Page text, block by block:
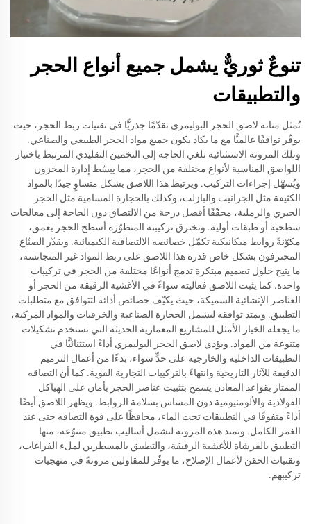
تنوعٌ ثوريٌّ يشمل جميع أنواع الحجر
والتطبيقات
تُمثل متانة لاصق الحجر البوليمري تقدّمًا جذريًّا في تقنيات ربط الحجر، حيث
يوفّر توافقًا عالميًّا مع ما يكاد يكون جميع مواد الحجر الطبيعي والصناعي.
وتلك المرونة الاستثنائية تلغي الحاجة إلى التخمين التقليدي المرتبط باختيار
اللواصق المناسبة لأنواع مختلفة من الحجر، مما يبسّط إدارة المخزون
ويُسهّل إجراءات التركيب. ويرتبط هذا اللاصق بشكل متساوٍ جيدًا بالمواد
الكثيفة مثل الجرانيت والبازلت، وكذلك بالحجارة المسامية مثل الحجر
الجيري والرملية، محقّقًا أفضل درجة من الالتصاق دون الحاجة إلى معالجات
سطحية أو طبقات أولية. وتخترق تركيبته المتطوّرة أسطح الحجر بعمق،
مكوّنةً روابط ميكانيكية تكمّل خصائصه الالتصاقية الكيميائية. ويقدّر الصنّاع
المحترفون بشكل خاص قدرة هذا اللاصق على ربط المواد غير المتجانسة،
ما يتيح حلول تصميم مبتكرة تدمج أنواعًا مختلفة من الحجر في تركيبات
واحدة. كما يثبت اللاصق فعاليته سواءً في الأغشية الرقيقة من الحجر أو
العناصر الإنشائية السميكة، حيث يكيّف خصائص أدائه لتتوافق مع متطلبات
التطبيق. ويمتد توافقه ليشمل الحجارة الصناعية والخزفيات والمواد المركبة،
ما يجعله الخيار الأمثل للمشاريع المعمارية الحديثة التي تستخدم تشكيلات
متنوعة من المواد. ويؤدي لاصق الحجر البوليمري أداءً استثنائيًّا في
التطبيقات الداخلية والخارجية على حدٍّ سواء، بدءًا من أعمال الترميم
الدقيقة للآثار التاريخية وانتهاءً بالتركيبات التجارية القوية. كما أن التصاقه
الممتاز بقواعد المعادن يسمح بتثبيت عناصر الحجر بأمان على الهياكل
الفولاذية والألومنيومية دون المساس بسلامة الروابط. ويظهر اللاصق أيضًا
أداءً متفوقًا في التطبيقات تحت الماء، محافظًا على قوة التصاقه حتى عند
الغمر الكامل. وتمتد هذه المرونة لتشمل أساليب تطبيق متنوّعة، منها
التطبيق بالفرشاة للأغشية الرقيقة، والتطبيق بالمسطرين لملء الفراغات،
وتقنيات الحقن لأعمال الإصلاح، ما يوفّر للمقاولين مرونةً في منهجيات
تركيبهم.